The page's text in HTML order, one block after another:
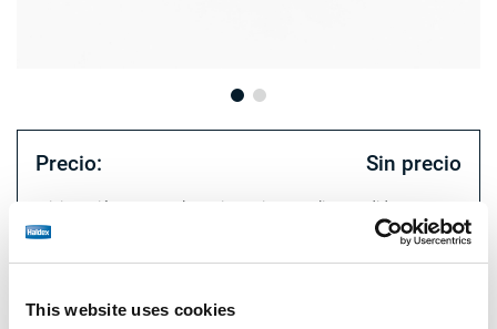
This website uses cookies
Precio: Sin precio
Inicie sesión para ver las existencias y realizar pedidos.